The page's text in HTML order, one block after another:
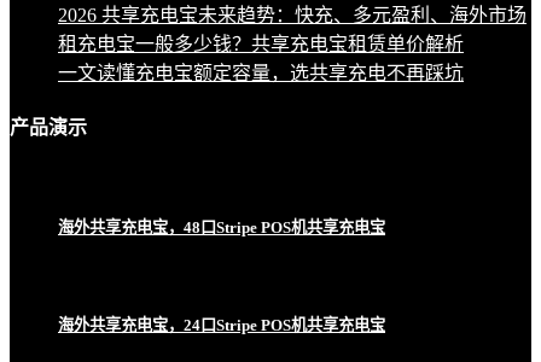
2026 共享充电宝未来趋势：快充、多元盈利、海外市场
租充电宝一般多少钱？共享充电宝租赁单价解析
一文读懂充电宝额定容量，选共享充电不再踩坑
产品演示
海外共享充电宝，48口Stripe POS机共享充电宝
海外共享充电宝，24口Stripe POS机共享充电宝